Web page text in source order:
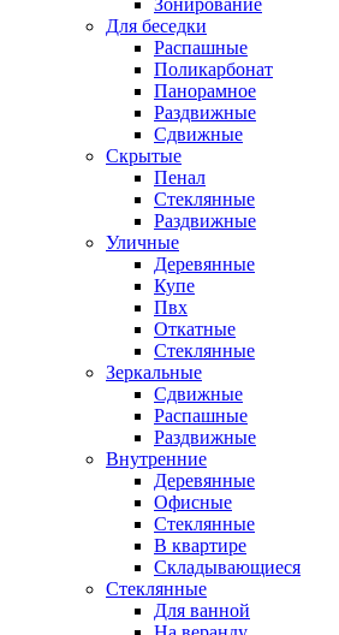
Зонирование
Для беседки
Распашные
Поликарбонат
Панорамное
Раздвижные
Сдвижные
Скрытые
Пенал
Стеклянные
Раздвижные
Уличные
Деревянные
Купе
Пвх
Откатные
Стеклянные
Зеркальные
Сдвижные
Распашные
Раздвижные
Внутренние
Деревянные
Офисные
Стеклянные
В квартире
Складывающиеся
Стеклянные
Для ванной